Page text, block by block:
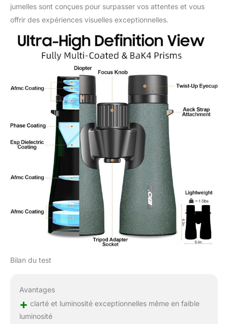
chasse, les concerts et
d'autres activités de plein
air. Contenu de la
livraison : Vous recevrez
1 paire de jumelles, 1 sac
de transport à
universel pour téléphone,
1 sangle de cou
rembourrée et 1 chiffon
de nettoyage. Les
accessoires sont assez
complets pour être
utilisés, les jumelles IBQ
sont parfaites comme
cadeau pour votre famille
et vos amis
jumelles sont conçues pour surpasser vos attentes et vous
offrir des expériences visuelles exceptionnelles.
Bilan du test
Avantages
+ clarté et luminosité exceptionnelles même en faible
luminosité